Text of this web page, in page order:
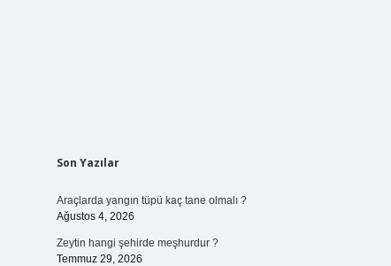
Sidebar
Son Yazılar
Araçlarda yangın tüpü kaç tane olmalı ?
Ağustos 4, 2026
Zeytin hangi şehirde meşhurdur ?
Temmuz 29, 2026